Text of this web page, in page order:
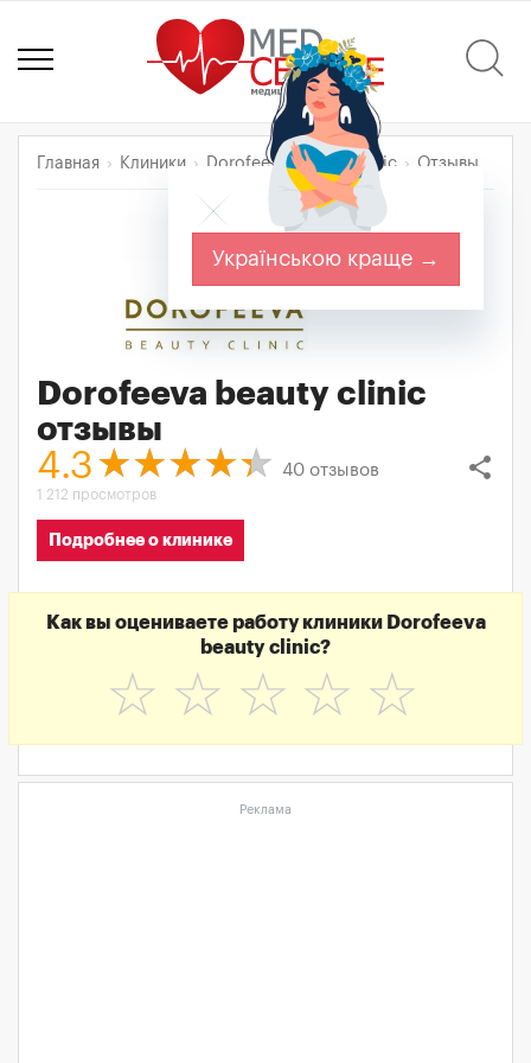
Главная Клиники Dorofeeva beauty clinic Отзывы
Dorofeeva beauty clinic
отзывы
share
4.3 40 отзывов
1 212 просмотров
Подробнее о клинике
Как вы оцениваете работу клиники Dorofeeva
beauty clinic?
☆
☆
☆
☆
☆
Реклама
Українською краще →